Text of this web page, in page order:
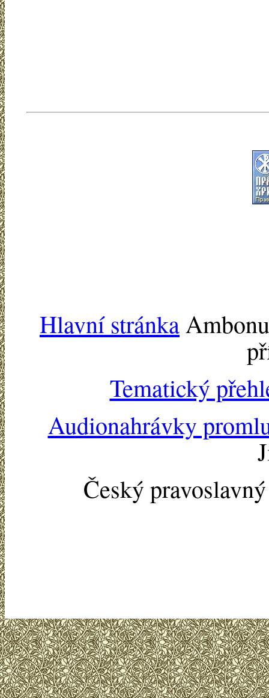
Hlavní stránka
Tematický
Audionahrávky
Český